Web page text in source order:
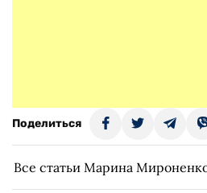
Поделиться
Все статьи Марина